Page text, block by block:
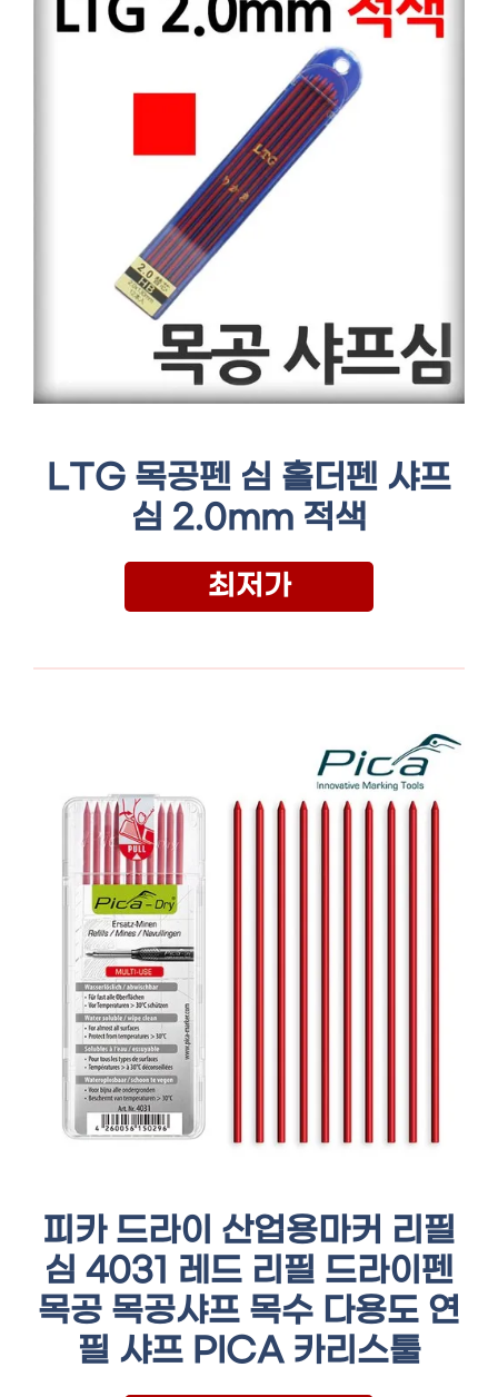
LTG 목공펜 심 홀더펜 샤프
심 2.0mm 적색
최저가
피카 드라이 산업용마커 리필
심 4031 레드 리필 드라이펜
목공 목공샤프 목수 다용도 연
필 샤프 PICA 카리스툴